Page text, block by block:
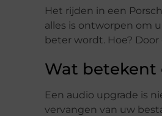
Het rijden in een
alles is ontworpen om
beter wordt. Hoe? Door
Wat betekent
Een audio upgrade is
vervangen van uw